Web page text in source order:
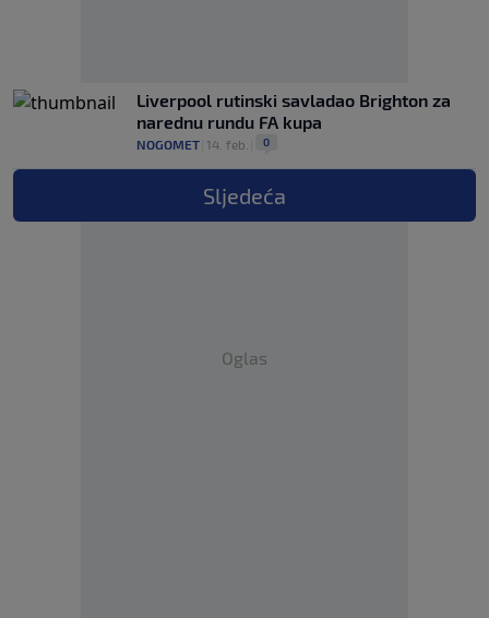
Liverpool rutinski savladao Brighton za
narednu rundu FA kupa
NOGOMET 14. feb. 0
Sljedeća
Oglas